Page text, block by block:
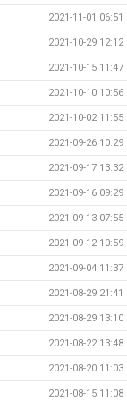
2021-11-01 06:51
2021-10-29 12:12
2021-10-15 11:47
2021-10-10 10:56
2021-10-02 11:55
2021-09-26 10:29
2021-09-17 13:32
2021-09-16 09:29
2021-09-13 07:55
2021-09-12 10:59
2021-09-04 11:37
2021-08-29 21:41
2021-08-29 13:10
2021-08-22 13:48
2021-08-20 11:03
2021-08-15 11:08